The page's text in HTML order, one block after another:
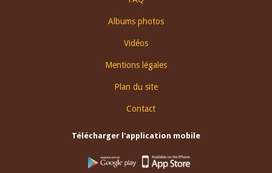
Albums photos
Vidéos
Mentions légales
Plan du site
Contact
Télécharger l'application mobile